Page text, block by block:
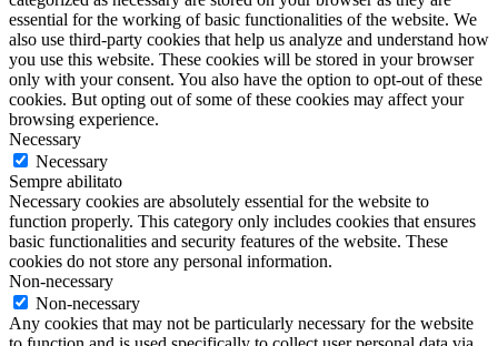
essential for the working of basic functionalities of the website. We
also use third-party cookies that help us analyze and understand how
you use this website. These cookies will be stored in your browser
only with your consent. You also have the option to opt-out of these
cookies. But opting out of some of these cookies may affect your
browsing experience.
Necessary
Necessary
Sempre abilitato
Necessary cookies are absolutely essential for the website to
function properly. This category only includes cookies that ensures
basic functionalities and security features of the website. These
cookies do not store any personal information.
Non-necessary
Non-necessary
Any cookies that may not be particularly necessary for the website